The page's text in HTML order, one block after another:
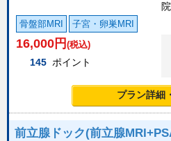
骨盤部MRI 子宮・卵巣MRI
16,000 円 (税込)
145 ポイント
プラン詳細
前立腺ドック(前立腺